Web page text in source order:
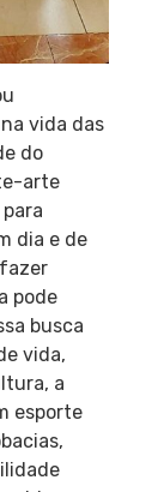
vida das
do
arte
dia e de
pode
busca
vida,
a
esporte